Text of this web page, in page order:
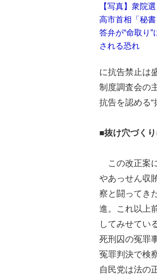
【写真】衆院
高市首相「秘
答弁が“命取り
される恐れ
に抗告禁止は
制度調査会の
抗告を認める
■抜け穴づく
この改正案
やあっせん収
察と闘ってき
進。これ以上
してみせてい
死刑囚の冤罪
冤罪判決で検
自民党は法の